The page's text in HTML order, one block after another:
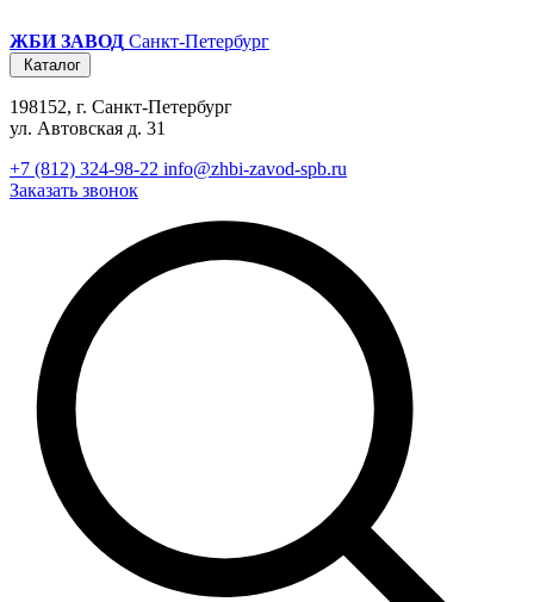
ЖБИ ЗАВОД Санкт-Петербург
Каталог
198152, г. Санкт-Петербург
ул. Автовская д. 31
+7 (812) 324-98-22 info@zhbi-zavod-spb.ru
Заказать звонок